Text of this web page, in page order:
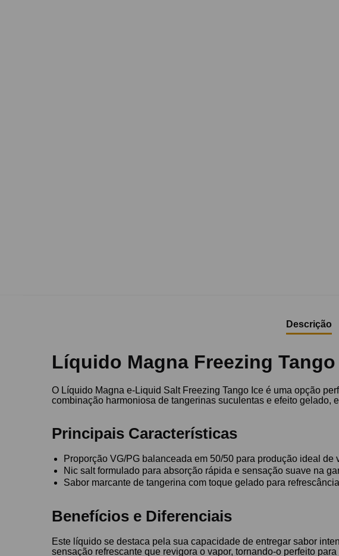
Descrição
Líquido Magna Freezing
O Líquido Magna e-Liquid Salt Freezing Tango Ice é uma opção
combinação harmoniosa de tangerinas suculentas e efeito gelado,
Principais Características
Proporção VG/PG balanceada em 50/50 para produção ideal de
Nic salt formulado para absorção rápida e sensação suave na
Sabor marcante de tangerina com toque gelado para
Benefícios e Diferenciais
Este líquido se destaca pela sua capacidade de entregar sabor
sensação refrescante que revigora o vapor, tornando-o perfeito